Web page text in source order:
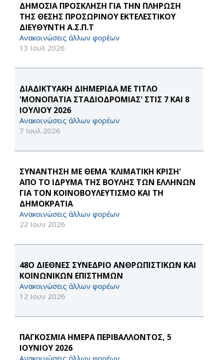
ΔΗΜΟΣΙΑ ΠΡΟΣΚΛΗΣΗ ΓΙΑ ΤΗΝ ΠΛΗΡΩΣΗ
ΤΗΣ ΘΕΣΗΣ ΠΡΟΣΩΡΙΝΟΥ ΕΚΤΕΛΕΣΤΙΚΟΥ
ΔΙΕΥΘΥΝΤΗ Α.Σ.Π.Τ
Ανακοινώσεις άλλων φορέων
13 Ιουλ 2026
ΔΙΑΔΙΚΤΥΑΚΗ ΔΙΗΜΕΡΙΔΑ ΜΕ ΤΙΤΛΟ
'ΜΟΝΟΠΑΤΙΑ ΣΤΑΔΙΟΔΡΟΜΙΑΣ' ΣΤΙΣ 7 ΚΑΙ 8
ΙΟΥΛΙΟΥ 2026
Ανακοινώσεις άλλων φορέων
7 Ιουλ 2026
ΣΥΝΑΝΤΗΣΗ ΜΕ ΘΕΜΑ 'ΚΛΙΜΑΤΙΚΗ ΚΡΙΣΗ'
ΑΠΟ ΤΟ ΙΔΡΥΜΑ ΤΗΣ ΒΟΥΛΗΣ ΤΩΝ ΕΛΛΗΝΩΝ
ΓΙΑ ΤΟΝ ΚΟΙΝΟΒΟΥΛΕΥΤΙΣΜΟ ΚΑΙ ΤΗ
ΔΗΜΟΚΡΑΤΙΑ
Ανακοινώσεις άλλων φορέων
22 Ιουν 2026
48Ο ΔΙΕΘΝΕΣ ΣΥΝΕΔΡΙΟ ΑΝΘΡΩΠΙΣΤΙΚΩΝ ΚΑΙ
ΚΟΙΝΩΝΙΚΩΝ ΕΠΙΣΤΗΜΩΝ
Ανακοινώσεις άλλων φορέων
12 Ιουν 2026
ΠΑΓΚΟΣΜΙΑ ΗΜΕΡΑ ΠΕΡΙΒΑΛΛΟΝΤΟΣ, 5
ΙΟΥΝΙΟΥ 2026